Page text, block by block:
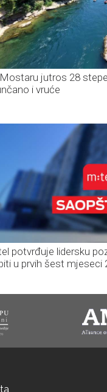
jutros 28
i vruće
potvrđuje lidersku
u prvih šest mjeseci